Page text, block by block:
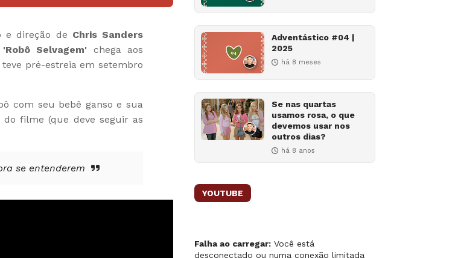
e direção de Chris Sanders
'Robô Selvagem' chega aos
pré-estreia em setembro
com seu bebê ganso e sua
filme (que deve seguir as
se entenderem
Adventástico #04 |
2025
há 8 meses
Se nas quartas
usamos rosa, o que
devemos usar nos
outros dias?
há 8 anos
YOUTUBE
Falha ao carregar: Você está
desconectado ou numa conexão limitada